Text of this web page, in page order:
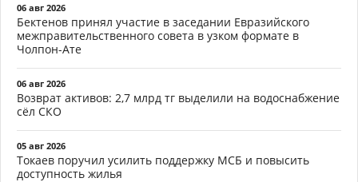
06 авг 2026
Бектенов принял участие в заседании Евразийского
межправительственного совета в узком формате в
Чолпон-Ате
06 авг 2026
Возврат активов: 2,7 млрд тг выделили на водоснабжение
сёл СКО
05 авг 2026
Токаев поручил усилить поддержку МСБ и повысить
доступность жилья